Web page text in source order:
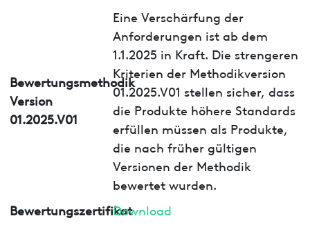
Bewertungsmethodik
Version
01.2025.V01
Eine Verschärfung der
Anforderungen ist ab dem
1.1.2025 in Kraft. Die strengeren
Kriterien der Methodikversion
01.2025.V01 stellen sicher, dass
die Produkte höhere Standards
erfüllen müssen als Produkte,
die nach früher gültigen
Versionen der Methodik
bewertet wurden.
BewertungszertifikatDownload